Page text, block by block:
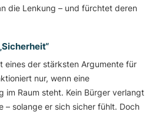
die Lenkung – und fürchtet deren
eines der stärksten Argumente für
nur, wenn eine
im Raum steht. Kein Bürger verlangt
– solange er sich sicher fühlt. Doch